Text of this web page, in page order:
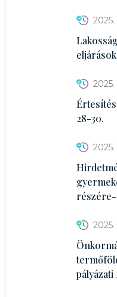
28-30.
részére-
pályázati